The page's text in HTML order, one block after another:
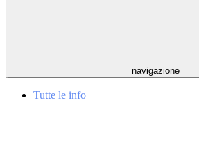
navigazione
Tutte le info